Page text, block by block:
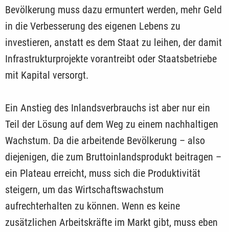
Bevölkerung muss dazu ermuntert werden, mehr Geld
in die Verbesserung des eigenen Lebens zu
investieren, anstatt es dem Staat zu leihen, der damit
Infrastrukturprojekte vorantreibt oder Staatsbetriebe
mit Kapital versorgt.
Ein Anstieg des Inlandsverbrauchs ist aber nur ein
Teil der Lösung auf dem Weg zu einem nachhaltigen
Wachstum. Da die arbeitende Bevölkerung – also
diejenigen, die zum Bruttoinlandsprodukt beitragen –
ein Plateau erreicht, muss sich die Produktivität
steigern, um das Wirtschaftswachstum
aufrechterhalten zu können. Wenn es keine
zusätzlichen Arbeitskräfte im Markt gibt, muss eben